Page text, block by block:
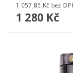
1 057,85 Kč bez
1 280 Kč